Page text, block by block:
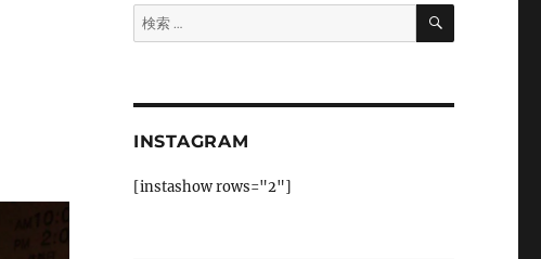
検
索:
検
INSTAGRAM
[instashow rows="2"]